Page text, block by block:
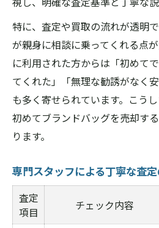
特に、査定や買取の流れが透明
が親身に相談に乗ってくれる点
に利用された方からは「初めて
てくれた」「無理な勧誘がなく
も多く寄せられています。こう
初めてブランドバッグを売却す
ります。
専門スタッフによる丁寧な査
査定
項目
チェック内容